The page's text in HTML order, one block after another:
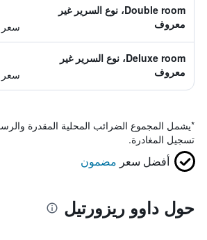
Double room، نوع السرير غير
معروف
سعر
Deluxe room، نوع السرير غير
معروف
سعر
*يشمل المجموع الضرائب المحلية المقدرة
تسجيل المغادرة.
أفضل سعر مضمون
حول داوو ريزورتيل